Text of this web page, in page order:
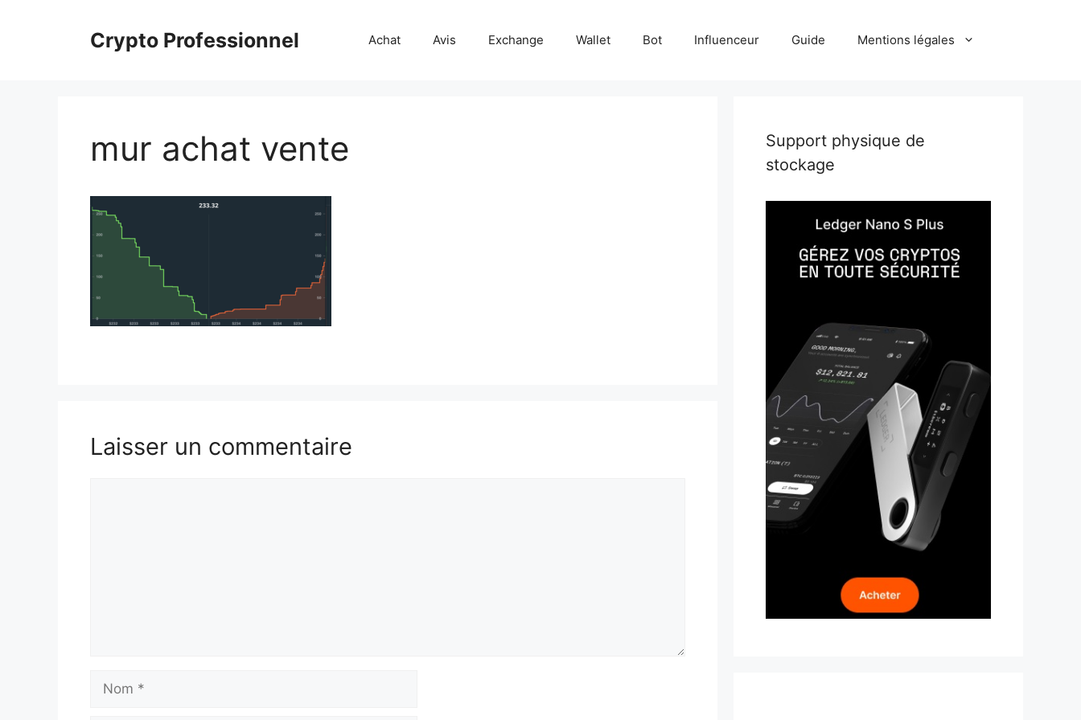
Crypto Professionnel Achat Avis Exchange Wallet Bot Influenceur Guide Mentions légales
mur achat vente
Laisser un commentaire
Support physique de
stockage